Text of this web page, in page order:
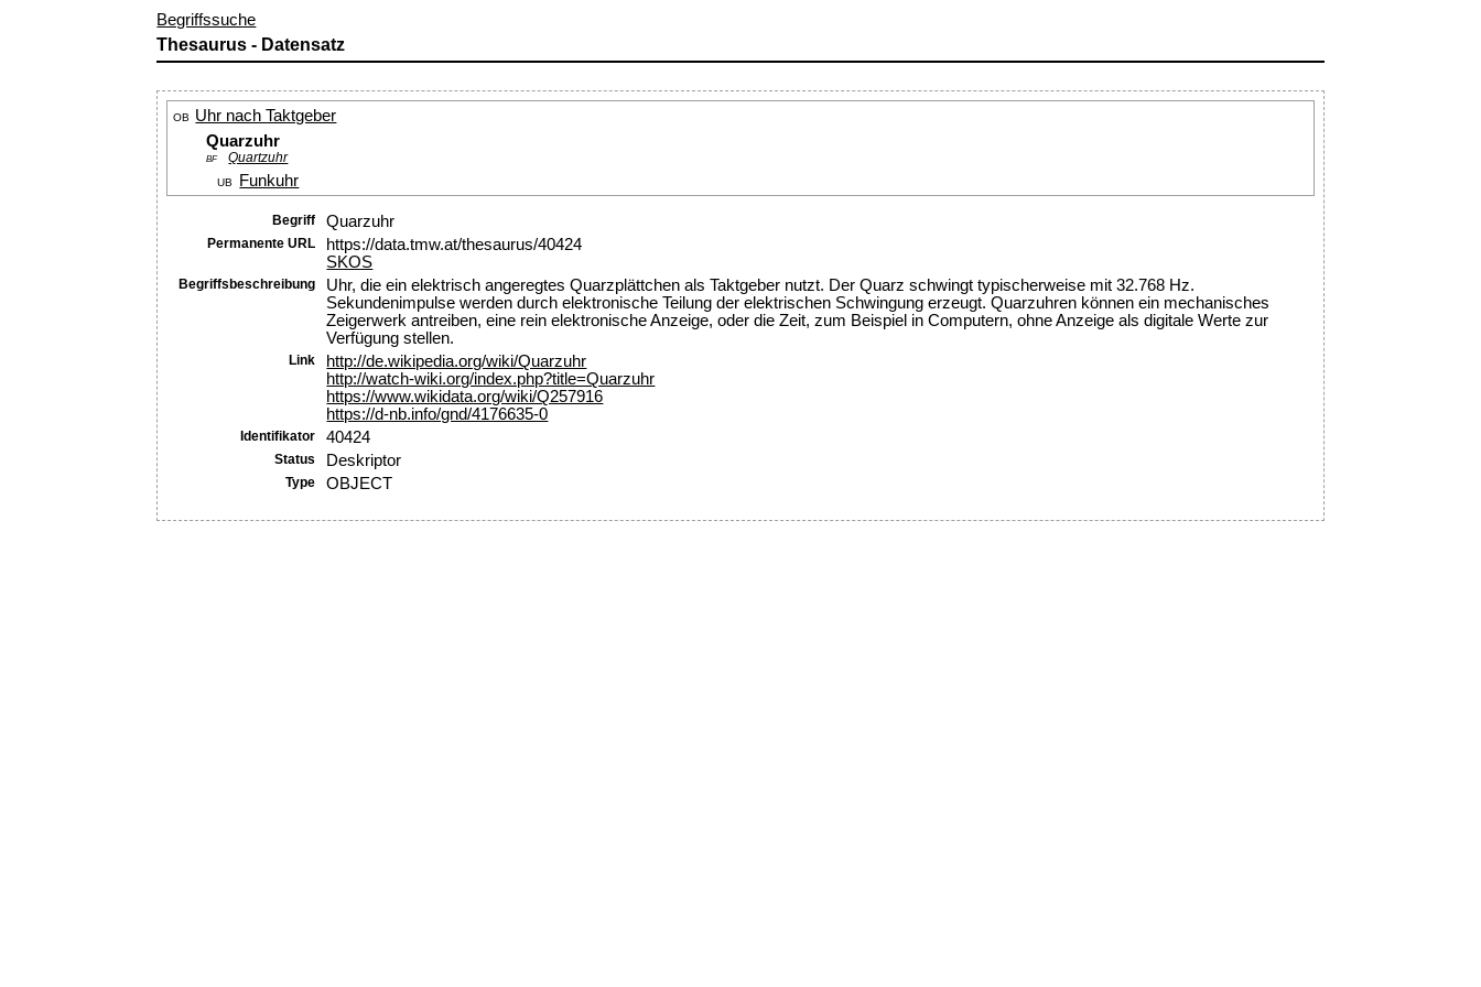
Begriffssuche
Thesaurus - Datensatz
OB
Uhr nach Taktgeber
Quarzuhr
BF Quartzuhr
UB Funkuhr
Begriff Quarzuhr
Permanente URL
https://data.tmw.at/thesaurus/40424
SKOS
Begriffsbeschreibung
Uhr, die ein elektrisch angeregtes Quarzplättchen als Taktgeber nutzt. Der Quarz schwingt typischerweise mit 32.768 Hz.
Sekundenimpulse werden durch elektronische Teilung der elektrischen Schwingung erzeugt. Quarzuhren können ein mechanisches
Zeigerwerk antreiben, eine rein elektronische Anzeige, oder die Zeit, zum Beispiel in Computern, ohne Anzeige als digitale Werte zur
Verfügung stellen.
Link
http://de.wikipedia.org/wiki/Quarzuhr
http://watch-wiki.org/index.php?title=Quarzuhr
https://www.wikidata.org/wiki/Q257916
https://d-nb.info/gnd/4176635-0
Identifikator 40424
Status Deskriptor
Type OBJECT